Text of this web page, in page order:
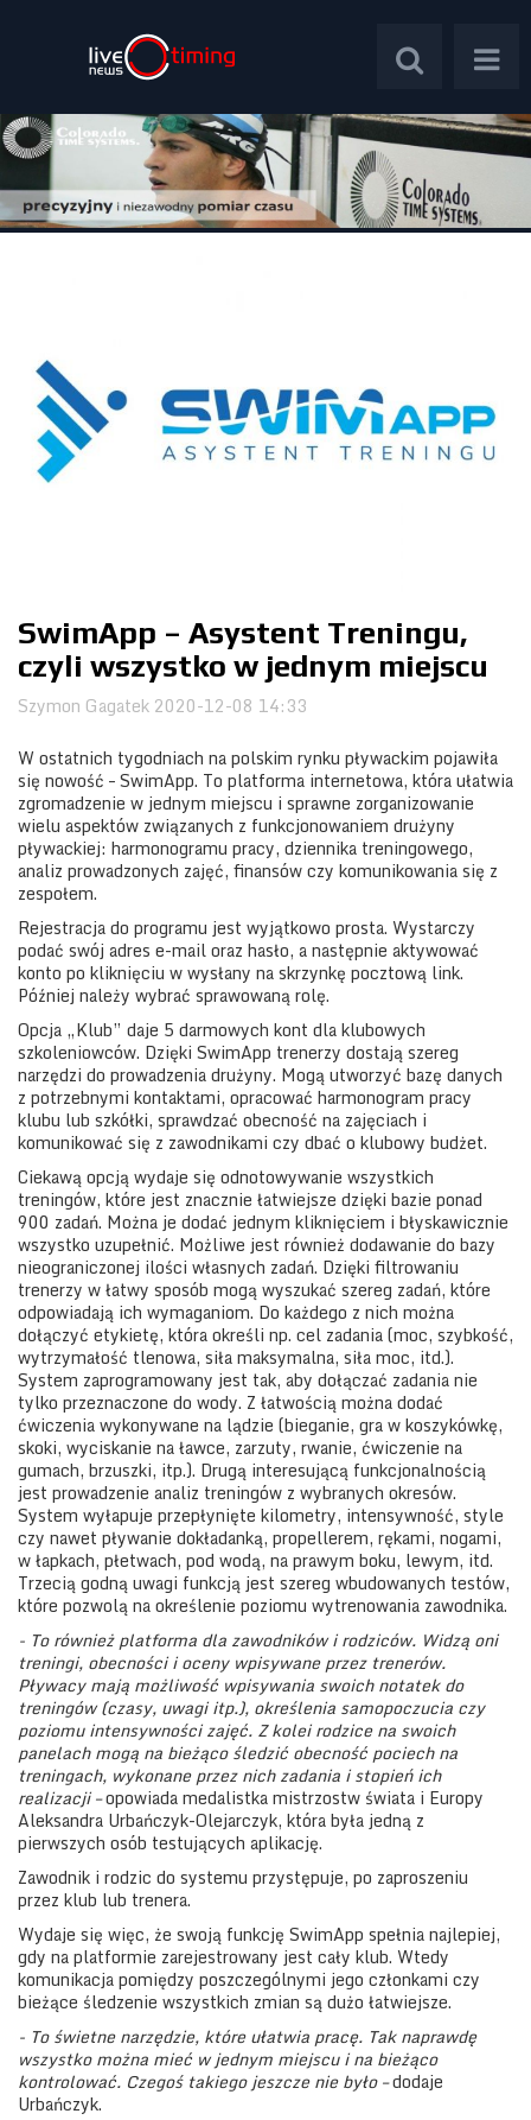
Wywiady
Plebiscyt
SwimApp – Asystent Treningu,
czyli wszystko w jednym miejscu
Szymon Gagatek 2020-12-08 14:33
W ostatnich tygodniach na polskim rynku pływackim pojawiła
się nowość – SwimApp. To platforma internetowa, która ułatwia
zgromadzenie w jednym miejscu i sprawne zorganizowanie
wielu aspektów związanych z funkcjonowaniem drużyny
pływackiej: harmonogramu pracy, dziennika treningowego,
analiz prowadzonych zajęć, finansów czy komunikowania się z
zespołem.
Rejestracja do programu jest wyjątkowo prosta. Wystarczy
podać swój adres e-mail oraz hasło, a następnie aktywować
konto po kliknięciu w wysłany na skrzynkę pocztową link.
Później należy wybrać sprawowaną rolę.
Opcja „Klub” daje 5 darmowych kont dla klubowych
szkoleniowców. Dzięki SwimApp trenerzy dostają szereg
narzędzi do prowadzenia drużyny. Mogą utworzyć bazę danych
z potrzebnymi kontaktami, opracować harmonogram pracy
klubu lub szkółki, sprawdzać obecność na zajęciach i
komunikować się z zawodnikami czy dbać o klubowy budżet.
Ciekawą opcją wydaje się odnotowywanie wszystkich
treningów, które jest znacznie łatwiejsze dzięki bazie ponad
900 zadań. Można je dodać jednym kliknięciem i błyskawicznie
wszystko uzupełnić. Możliwe jest również dodawanie do bazy
nieograniczonej ilości własnych zadań. Dzięki filtrowaniu
trenerzy w łatwy sposób mogą wyszukać szereg zadań, które
odpowiadają ich wymaganiom. Do każdego z nich można
dołączyć etykietę, która określi np. cel zadania (moc, szybkość,
wytrzymałość tlenowa, siła maksymalna, siła moc, itd.).
System zaprogramowany jest tak, aby dołączać zadania nie
tylko przeznaczone do wody. Z łatwością można dodać
ćwiczenia wykonywane na lądzie (bieganie, gra w koszykówkę,
skoki, wyciskanie na ławce, zarzuty, rwanie, ćwiczenie na
gumach, brzuszki, itp.). Drugą interesującą funkcjonalnością
jest prowadzenie analiz treningów z wybranych okresów.
System wyłapuje przepłynięte kilometry, intensywność, style
czy nawet pływanie dokładanką, propellerem, rękami, nogami,
w łapkach, płetwach, pod wodą, na prawym boku, lewym, itd.
Trzecią godną uwagi funkcją jest szereg wbudowanych testów,
które pozwolą na określenie poziomu wytrenowania zawodnika.
- To również platforma dla zawodników i rodziców. Widzą oni
treningi, obecności i oceny wpisywane przez trenerów.
Pływacy mają możliwość wpisywania swoich notatek do
treningów (czasy, uwagi itp.), określenia samopoczucia czy
poziomu intensywności zajęć. Z kolei rodzice na swoich
panelach mogą na bieżąco śledzić obecność pociech na
treningach, wykonane przez nich zadania i stopień ich
realizacji –opowiada medalistka mistrzostw świata i Europy
Aleksandra Urbańczyk-Olejarczyk, która była jedną z
pierwszych osób testujących aplikację.
Zawodnik i rodzic do systemu przystępuje, po zaproszeniu
przez klub lub trenera.
Wydaje się więc, że swoją funkcję SwimApp spełnia najlepiej,
gdy na platformie zarejestrowany jest cały klub. Wtedy
komunikacja pomiędzy poszczególnymi jego członkami czy
bieżące śledzenie wszystkich zmian są dużo łatwiejsze.
- To świetne narzędzie, które ułatwia pracę. Tak naprawdę
wszystko można mieć w jednym miejscu i na bieżąco
kontrolować. Czegoś takiego jeszcze nie było –dodaje
Urbańczyk.